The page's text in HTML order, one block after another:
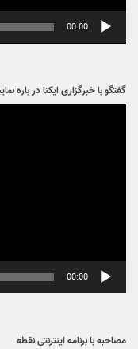
00:00
گفتگو با خبرگزاری ایکنا در باره
00:00
مصاحبه با برنامه اینترنتی نقطه